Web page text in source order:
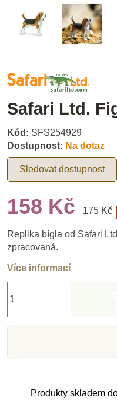
Safari Ltd.
Kód: SFS254929
Dostupnost: Na dotaz
Sledovat dostupnost
158 Kč 175 Kč
Replika bígla od Safari
zpracovaná.
Více informací
Produkty skladem